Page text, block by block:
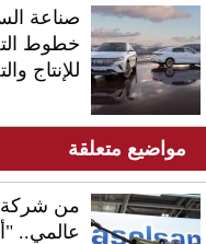
صناعة
خطوط
للإنتاج
مواضيع متعلقة
من شركة
عالمي..